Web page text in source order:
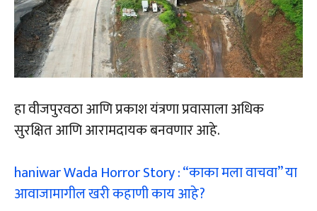
हा वीजपुरवठा आणि प्रकाश यंत्रणा प्रवासाला अधिक
सुरक्षित आणि आरामदायक बनवणार आहे.
haniwar Wada Horror Story : “काका मला वाचवा” या
आवाजामागील खरी कहाणी काय आहे?